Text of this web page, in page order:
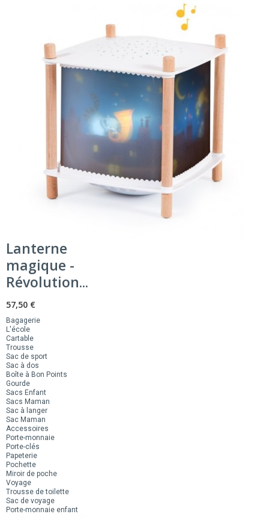
Lanterne
magique -
Révolution...
57,50 €
Bagagerie
L'école
Cartable
Trousse
Sac de sport
Sac à dos
Boîte à Bon Points
Gourde
Sacs Enfant
Sacs Maman
Sac à langer
Sac Maman
Accessoires
Porte-monnaie
Porte-clés
Papeterie
Pochette
Miroir de poche
Voyage
Trousse de toilette
Sac de voyage
Porte-monnaie enfant